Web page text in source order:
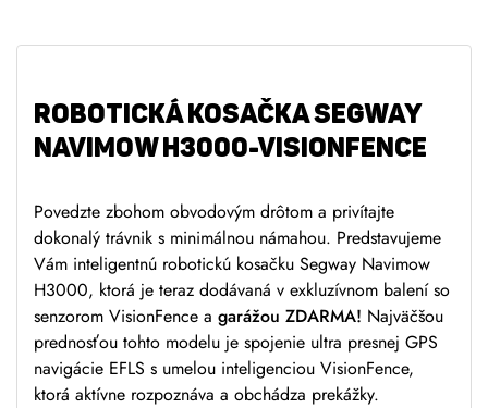
ROBOTICKÁ KOSAČKA SEGWAY
NAVIMOW H3000-VISIONFENCE
Povedzte zbohom obvodovým drôtom a privítajte
dokonalý trávnik s minimálnou námahou. Predstavujeme
Vám inteligentnú robotickú kosačku Segway Navimow
H3000, ktorá je teraz dodávaná v exkluzívnom balení so
senzorom VisionFence a garážou ZDARMA! Najväčšou
prednosťou tohto modelu je spojenie ultra presnej GPS
navigácie EFLS s umelou inteligenciou VisionFence,
ktorá aktívne rozpoznáva a obchádza prekážky.